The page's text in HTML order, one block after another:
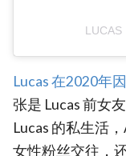
LUCAS
Lucas 在2020年
张是 Lucas 前女
Lucas 的私生活
女性粉丝交往，